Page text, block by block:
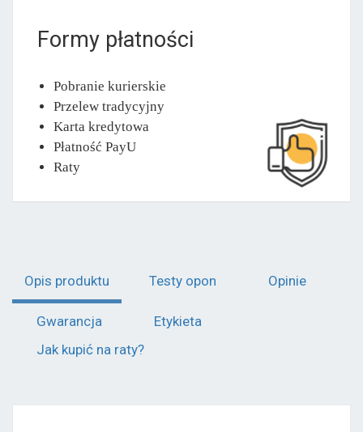
Formy płatności
Pobranie kurierskie
Przelew tradycyjny
Karta kredytowa
Płatność PayU
Raty
Opis produktu Testy opon Opinie
Gwarancja
Etykieta
Jak kupić na raty?